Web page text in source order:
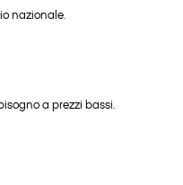
nazionale.
a prezzi bassi.